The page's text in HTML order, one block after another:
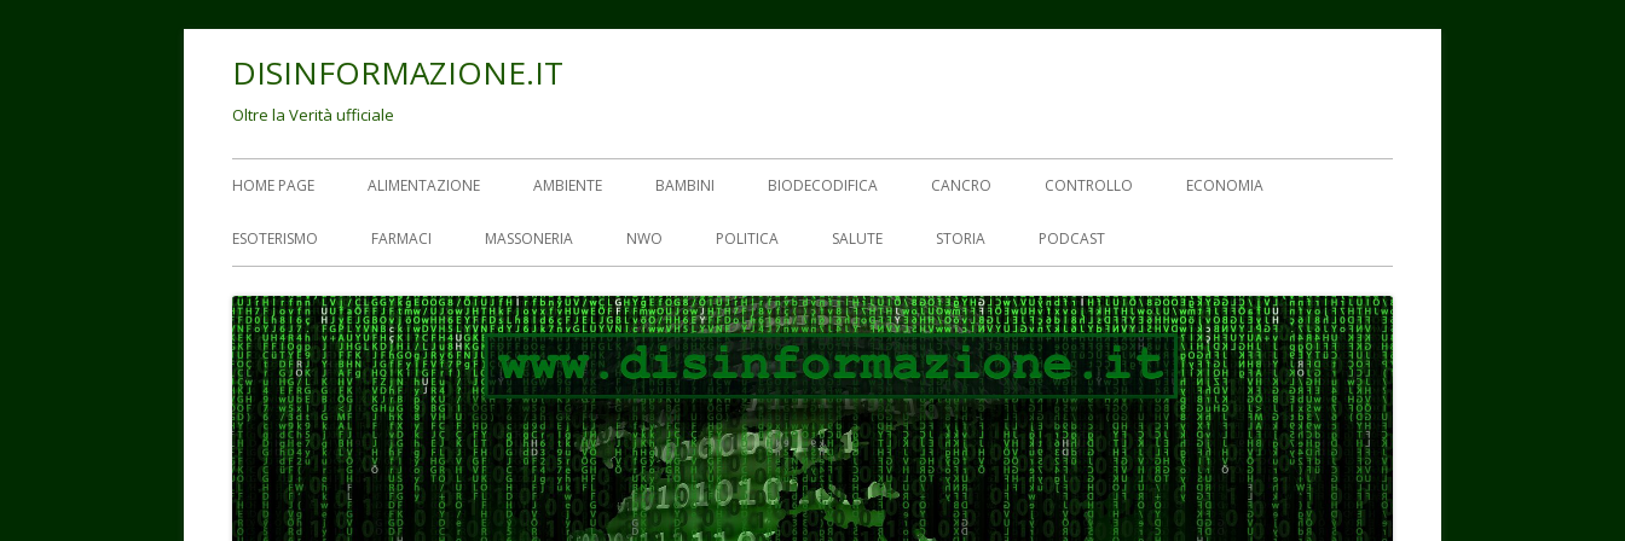
DISINFORMAZIONE.IT
Oltre la Verità ufficiale
Menu
principale
HOME PAGE ALIMENTAZIONE AMBIENTE BAMBINI BIODECODIFICA CANCRO CONTROLLO ECONOMIA
ESOTERISMO FARMACI MASSONERIA NWO POLITICA SALUTE STORIA PODCAST